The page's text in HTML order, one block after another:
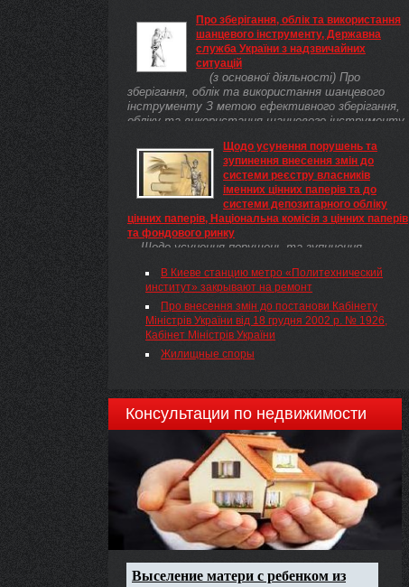
Про зберігання, облік та використання
шанцевого інструменту, Державна
служба України з надзвичайних
ситуацій
(з основної діяльності) Про
зберігання, облік та використання шанцевого
інструменту З метою ефективного зберігання,
обліку та використання шанцевого інструменту
забезпечення волонтерів та волонтерських
організацій під час ліквідації наслідків надзвичайних
ситуацій НАКАЗУЮ:
Щодо усунення порушень та
зупинення внесення змін до
системи реєстру власників
іменних цінних паперів та до
системи депозитарного обліку
цінних паперів, Національна комісія з цінних паперів
та фондового ринку
Щодо усунення порушень та зупинення
іменних цінних паперів та до системи
депозитарного обліку цінних паперів
В Киеве станцию метро «Политехнический
институт» закрывают на ремонт
Про внесення змін до постанови Кабінету
Міністрів України від 18 грудня 2002 р. № 1926,
Кабінет Міністрів України
Жилищные споры
Консультации по недвижимости